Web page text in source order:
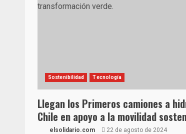
Sostenibilidad Tecnología
Llegan los Primeros camiones a
Chile en apoyo a la movilidad
elsolidario.com 22 de agosto de 2024